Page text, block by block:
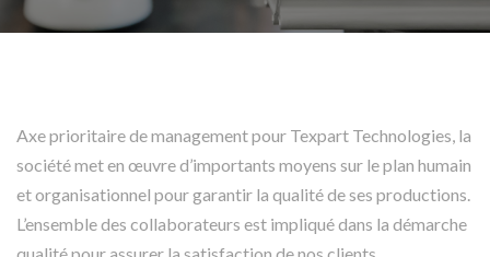
Axe prioritaire de management pour Texpart Technologies, la
société met en œuvre d’importants moyens sur le plan humain
et organisationnel pour garantir la qualité de ses productions.
L’ensemble des collaborateurs est impliqué dans la démarche